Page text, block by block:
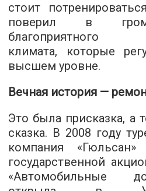
стоит
поверил в
благоприятного
климата, которые
высшем уровне.
Вечная история —
Это была присказка, а
сказка. В 2008 году
компания
государственной
«Автомобильные